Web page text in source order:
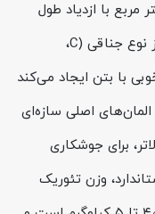
سانتی‌متر مربع با ازدیاد طول
نسبی در حدود ۱۴٪ است. آج این میلگرد از نوع جناقی (C،
با بتن ایجاد می‌کند
اصلی سازه‌ای
برای جوشکاری
وزن تئوریک